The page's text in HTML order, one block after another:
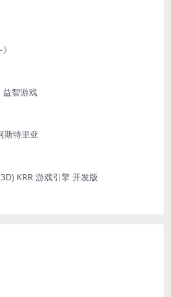
智游戏
斯特里亚
KRR 游戏引擎 开发版